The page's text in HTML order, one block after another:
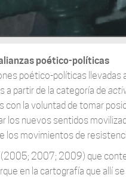
poético-políticas
poético-políticas
partir de la categoría de
la voluntad de tomar
los nuevos sentidos
los movimientos de
2007; 2009) que
en la cartografía que allí